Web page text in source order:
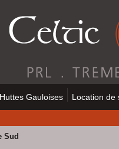
Huttes Gauloises Location de
Sud